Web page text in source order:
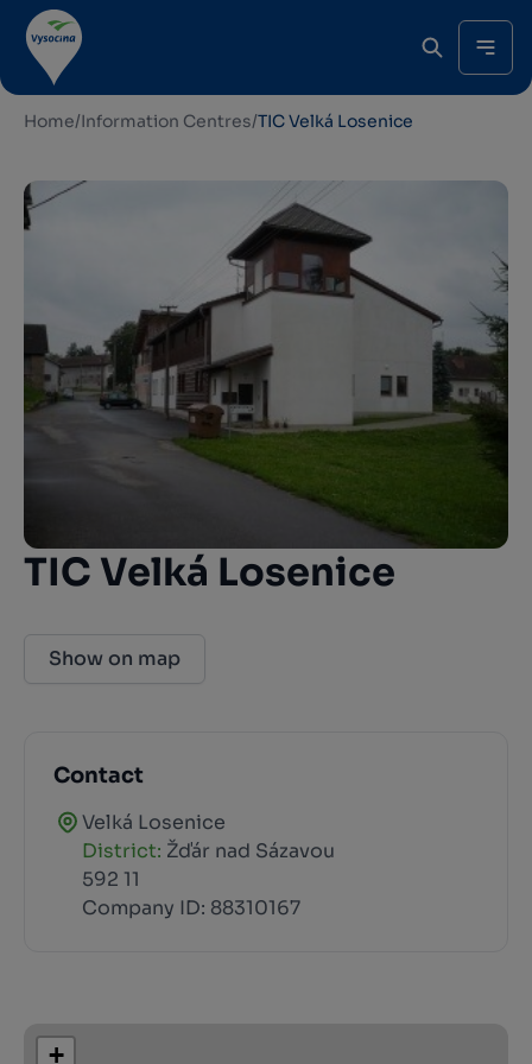
Home/Information Centres/TIC Velká Losenice
TIC Velká Losenice
Show on map
Contact
Velká Losenice
District: Žďár nad Sázavou
592 11
Company ID: 88310167
+